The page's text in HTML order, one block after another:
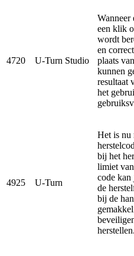
4720 U-Turn Studio
Wanneer
een klik
wordt
en
plaats
kunnen
resultaat
het
4925 U-Turn
Het is nu
bij het
limiet
code kan
de
bij de
herstellen.